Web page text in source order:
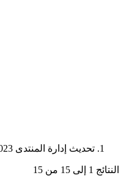
تحديث إدارة المنتدى 2023: منتدى زراعة نت مفتوح حاليا للقراءة فقط، ولا يقبل مشاركات جديدة. يمكنكم استخدام الشريط الظاهر أعلاه للبحث في كافة مواضيع المدوّنة والمنتدى.
النتائج 1 إلى 15 من 15